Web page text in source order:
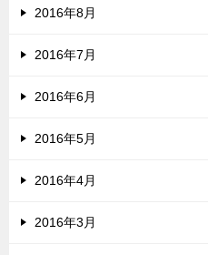
2016年8月
2016年7月
2016年6月
2016年5月
2016年4月
2016年3月